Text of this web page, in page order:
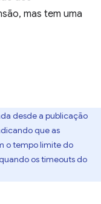
mas tem uma
desde a publicação
que as
o tempo limite do
os timeouts do